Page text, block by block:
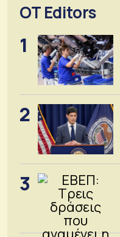
OT Editors
1
2
3